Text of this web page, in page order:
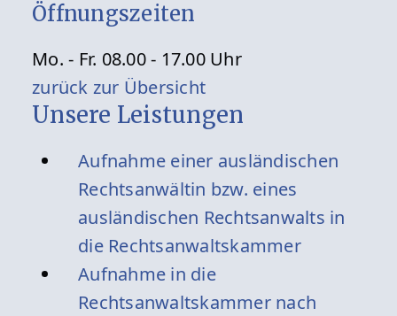
Öffnungszeiten
Mo. - Fr. 08.00 - 17.00 Uhr
zurück zur Übersicht
Unsere Leistungen
Aufnahme einer ausländischen
Rechtsanwältin bzw. eines
ausländischen Rechtsanwalts in
die Rechtsanwaltskammer
Aufnahme in die
Rechtsanwaltskammer nach